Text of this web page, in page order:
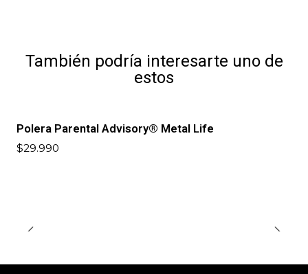
También podría interesarte uno de
estos
Polera Parental Advisory® Metal Life
$29.990